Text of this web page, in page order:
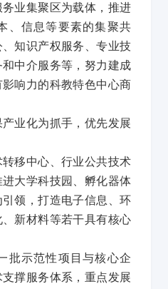
业集聚区为载体，推进
、信息等要素的集聚共
知识产权服务、专业技
中介服务等，努力建成
响力的科教特色中心商
业化为抓手，优先发展
移中心、行业公共技术
大学科技园、孵化器体
领，打造电子信息、环
新材料等若干具有核心
示范性项目与核心企
撑服务体系，重点发展